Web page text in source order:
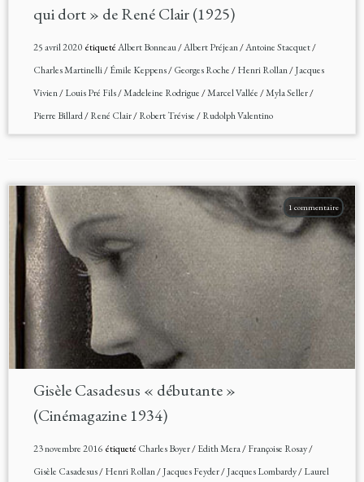
qui dort » de René Clair (1925)
25 avril 2020étiquetéAlbert Bonneau/Albert Préjean/Antoine Stacquet/
Charles Martinelli/Émile Keppens/Georges Roche/Henri Rollan/Jacques
Vivien/Louis Pré Fils/Madeleine Rodrigue/Marcel Vallée/Myla Seller/
Pierre Billard/René Clair/Robert Trévise/Rudolph Valentino
1 commentaire
Gisèle Casadesus « débutante »
(Cinémagazine 1934)
23 novembre 2016étiqueté Charles Boyer/Edith Mera/Françoise Rosay/
Gisèle Casadesus/Henri Rollan/Jacques Feyder/Jacques Lombardy/Laurel